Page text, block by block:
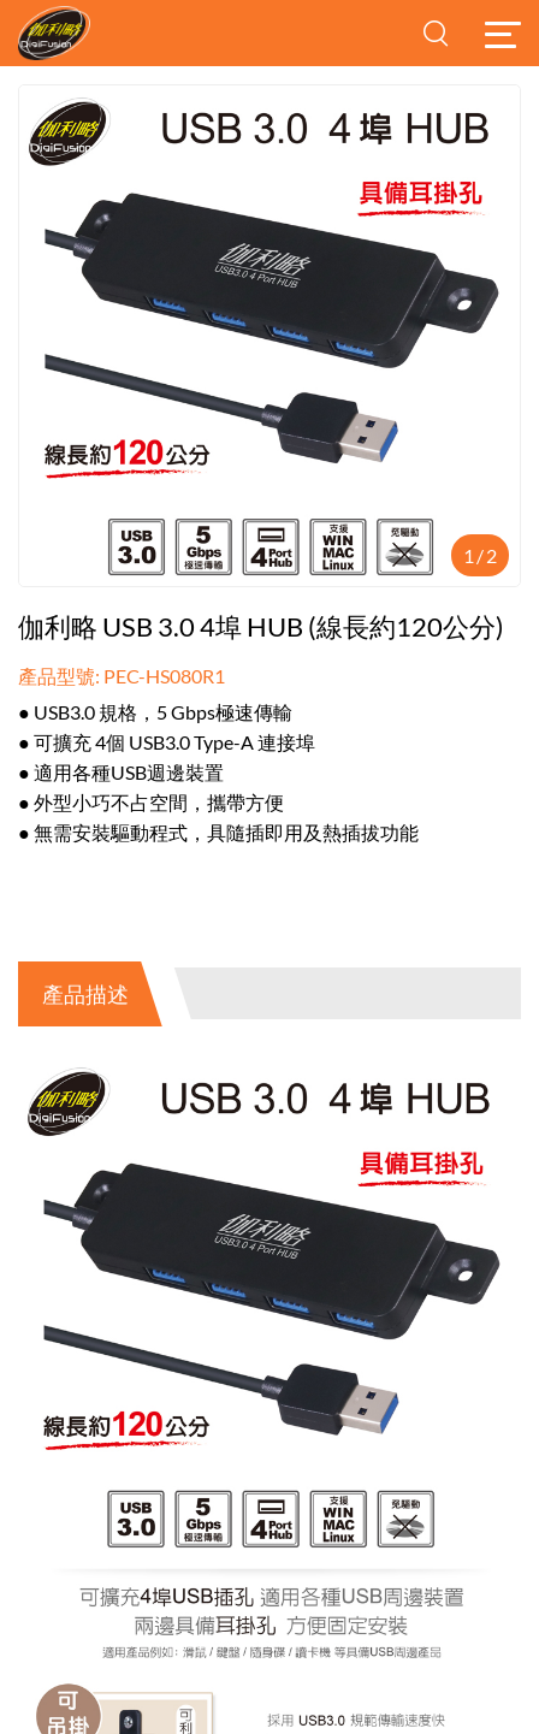
1 /2
伽利略 USB 3.0 4埠 HUB (線長約120公分)
產品型號: PEC-HS080R1
● USB3.0 規格，5 Gbps極速傳輸
● 可擴充 4個 USB3.0 Type-A 連接埠
● 適用各種USB週邊裝置
● 外型小巧不占空間，攜帶方便
● 無需安裝驅動程式，具隨插即用及熱插拔功能
產品描述